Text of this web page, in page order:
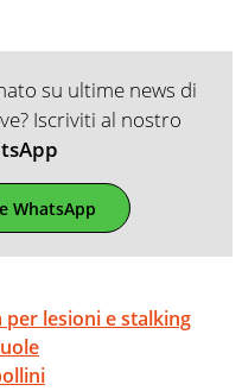
su ultime news di
Iscriviti al nostro
WhatsApp
per lesioni e stalking